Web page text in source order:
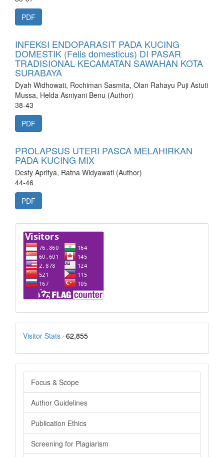
PDF
INFEKSI ENDOPARASIT PADA KUCING
DOMESTIK (Felis domesticus) DI PASAR
TRADISIONAL KECAMATAN SAWAHAN KOTA
SURABAYA
Dyah Widhowati, Rochiman Sasmita, Olan Rahayu Puji Astuti
Mussa, Helda Asniyani Benu (Author)
38-43
PDF
PROLAPSUS UTERI PASCA MELAHIRKAN
PADA KUCING MIX
Desty Apritya, Ratna Widyawati (Author)
44-46
PDF
visitor
stats
Visitor Stats -62,855
menu_side
Focus & Scope
Author Guidelines
Publication Ethics
Screening for Plagiarism